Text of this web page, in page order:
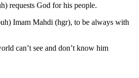
requests God for his people.
Imam Mahdi (hgr), to be always with
can’t see and don’t know him